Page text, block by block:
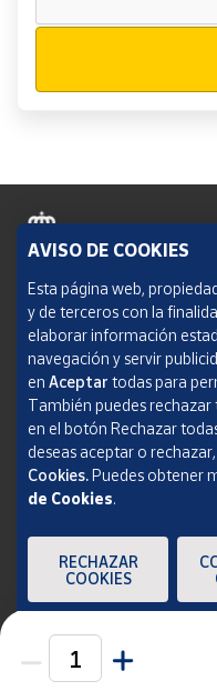
Unidades
Política de cookies
Aviso legal
Condiciones del servicio
Política de Privacidad Web
Informe de transparencia
SOCIEDAD ESTATAL CORREOS Y
AVISO DE COOKIES
Esta página web,
y de terceros con la
elaborar información
navegación y servir
en Aceptar todas para
También puedes rechazar
en el botón Rechazar
deseas aceptar o
Cookies.Puedes obtener
de Cookies.
RECHAZAR
COOKIES